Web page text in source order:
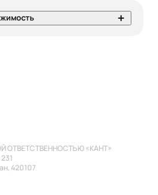
ОТВЕТСТВЕННОСТЬЮ «КАНТ»
420107